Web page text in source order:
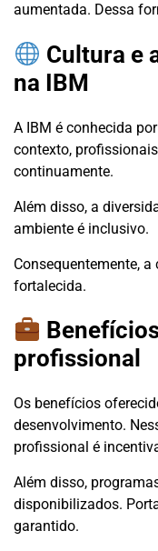
aumentada. Dessa
Cultura e
na IBM
A IBM é conhecida
contexto,
continuamente.
Além disso, a
ambiente é inclusivo.
Consequentemente,
fortalecida.
profissional
Os benefícios
desenvolvimento.
profissional é
Além disso,
disponibilizados.
garantido.